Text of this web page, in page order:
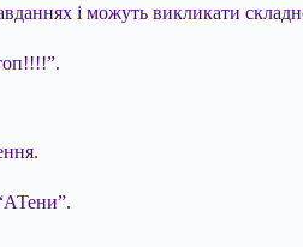
і можуть викликати